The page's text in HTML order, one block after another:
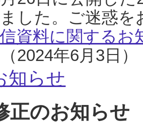
した。ご迷惑
資料に関するお
2024年6月3日）
知らせ
正のお知らせ